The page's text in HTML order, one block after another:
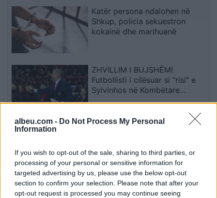
albeu.com - Do Not Process My Personal
Information
If you wish to opt-out of the sale, sharing to third parties, or
processing of your personal or sensitive information for
targeted advertising by us, please use the below opt-out
section to confirm your selection. Please note that after your
opt-out request is processed you may continue seeing
Katër persona ndalohen në
Shkup, policia sekuestron
kokainë dhe marihuanë
ZHVILLIM I BUJSHËM!
Futbollisti i cilësuar si “risi” e
Sylvinhos në Kombëtare
ndërpret kontratën me klubin,
Vrasja e katër studentëve në
rikthehet në qendër të
vëmendjes